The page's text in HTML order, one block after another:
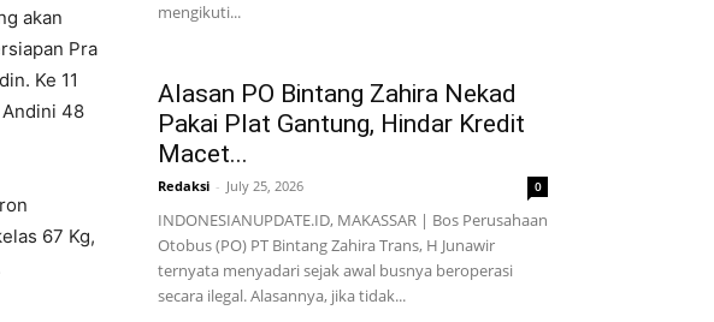
akan
Pra
Ke 11
48
67 Kg,
mengikuti...
Alasan PO Bintang Zahira Nekad
Pakai Plat Gantung, Hindar Kredit
Macet...
Redaksi - July 25, 2026 0
INDONESIANUPDATE.ID, MAKASSAR | Bos Perusahaan
Otobus (PO) PT Bintang Zahira Trans, H Junawir
ternyata menyadari sejak awal busnya beroperasi
secara ilegal. Alasannya, jika tidak...